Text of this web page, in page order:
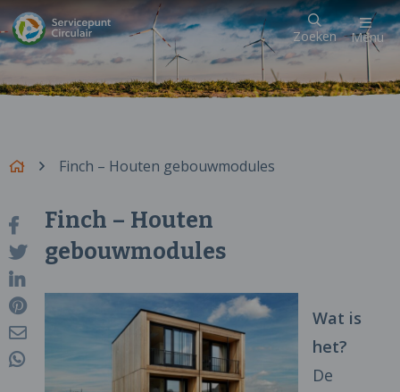
Zoeken Menu
Finch – Houten gebouwmodules
Finch – Houten
gebouwmodules
Wat is
het?
De